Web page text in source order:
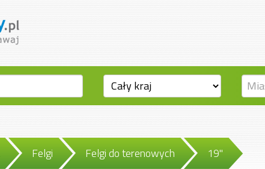
Felgi Felgi do terenowych 19"